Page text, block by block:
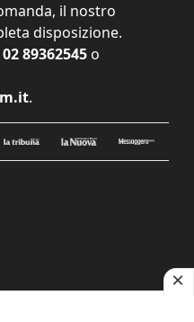
il nostro
disposizione.
02 89362545 o
.